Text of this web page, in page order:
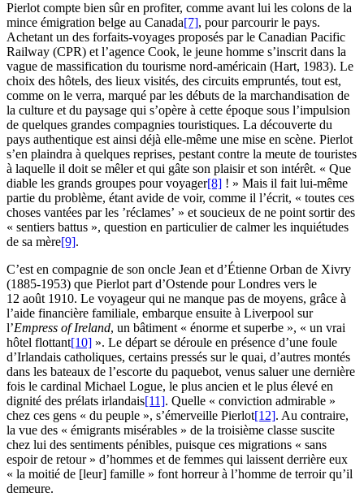
Pierlot compte bien sûr en profiter, comme avant lui les colons de la
mince émigration belge au Canada[7], pour parcourir le pays.
Achetant un des forfaits-voyages proposés par le Canadian Pacific
Railway (CPR) et l’agence Cook, le jeune homme s’inscrit dans la
vague de massification du tourisme nord-américain (Hart, 1983). Le
choix des hôtels, des lieux visités, des circuits empruntés, tout est,
comme on le verra, marqué par les débuts de la marchandisation de
la culture et du paysage qui s’opère à cette époque sous l’impulsion
de quelques grandes compagnies touristiques. La découverte du
pays authentique est ainsi déjà elle-même une mise en scène. Pierlot
s’en plaindra à quelques reprises, pestant contre la meute de touristes
à laquelle il doit se mêler et qui gâte son plaisir et son intérêt. « Que
diable les grands groupes pour voyager[8] ! » Mais il fait lui-même
partie du problème, étant avide de voir, comme il l’écrit, « toutes ces
choses vantées par les ’réclames’ » et soucieux de ne point sortir des
« sentiers battus », question en particulier de calmer les inquiétudes
de sa mère[9].
C’est en compagnie de son oncle Jean et d’Étienne Orban de Xivry
(1885-1953) que Pierlot part d’Ostende pour Londres vers le
12 août 1910. Le voyageur qui ne manque pas de moyens, grâce à
l’aide financière familiale, embarque ensuite à Liverpool sur
l’Empress of Ireland, un bâtiment « énorme et superbe », « un vrai
hôtel flottant[10] ». Le départ se déroule en présence d’une foule
d’Irlandais catholiques, certains pressés sur le quai, d’autres montés
dans les bateaux de l’escorte du paquebot, venus saluer une dernière
fois le cardinal Michael Logue, le plus ancien et le plus élevé en
dignité des prélats irlandais[11]. Quelle « conviction admirable »
chez ces gens « du peuple », s’émerveille Pierlot[12]. Au contraire,
la vue des « émigrants misérables » de la troisième classe suscite
chez lui des sentiments pénibles, puisque ces migrations « sans
espoir de retour » d’hommes et de femmes qui laissent derrière eux
« la moitié de [leur] famille » font horreur à l’homme de terroir qu’il
demeure.